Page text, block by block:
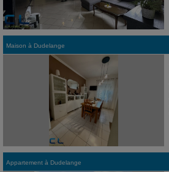
Maison à Dudelange
Appartement à Dudelange